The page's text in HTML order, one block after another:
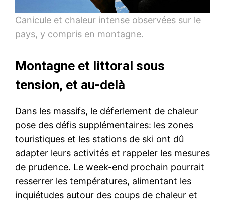
Canicule et chaleur intense observées sur le
pays, y compris en montagne.
Montagne et littoral sous
tension, et au-delà
Dans les massifs, le déferlement de chaleur
pose des défis supplémentaires: les zones
touristiques et les stations de ski ont dû
adapter leurs activités et rappeler les mesures
de prudence. Le week-end prochain pourrait
resserrer les températures, alimentant les
inquiétudes autour des coups de chaleur et